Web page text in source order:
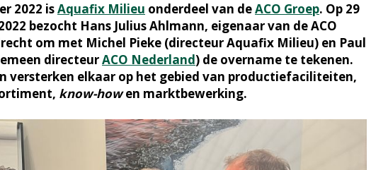
2022 isAquafix Milieu onderdeel van deACO Groep. Op 29
bezocht Hans Julius Ahlmann, eigenaar van de ACO
om met Michel Pieke (directeur Aquafix Milieu) en Paul
directeurACO Nederland) de overname te tekenen.
versterken elkaar op het gebied van productiefaciliteiten,
know-howen marktbewerking.